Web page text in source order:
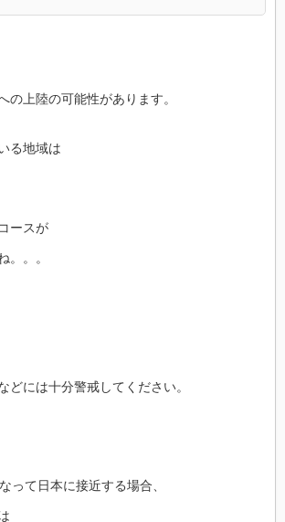
の上陸の可能性があります。
る地域は
ースが
。。。
どには十分警戒してください。
って日本に接近する場合、